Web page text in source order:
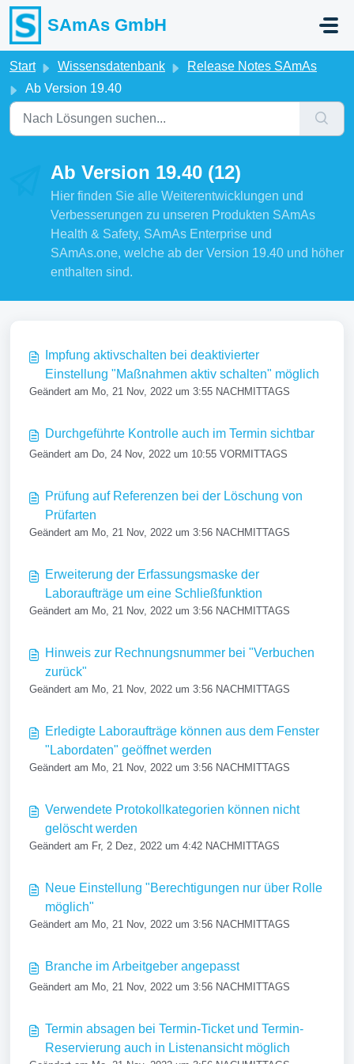
Zum hauptsächlichen Inhalt gehen
SAmAs GmbH
Start Wissensdatenbank
Release Notes SAmAs
Ab Version 19.40
Ab Version 19.40 (12)
Hier finden Sie alle Weiterentwicklungen und
Verbesserungen zu unseren Produkten SAmAs
Health & Safety, SAmAs Enterprise und
SAmAs.one, welche ab der Version 19.40 und höher
enthalten sind.
Impfung aktivschalten bei deaktivierter
Einstellung "Maßnahmen aktiv schalten" möglich
Geändert am Mo, 21 Nov, 2022 um 3:55 NACHMITTAGS
Durchgeführte Kontrolle auch im Termin sichtbar
Geändert am Do, 24 Nov, 2022 um 10:55 VORMITTAGS
Prüfung auf Referenzen bei der Löschung von
Prüfarten
Geändert am Mo, 21 Nov, 2022 um 3:56 NACHMITTAGS
Erweiterung der Erfassungsmaske der
Laboraufträge um eine Schließfunktion
Geändert am Mo, 21 Nov, 2022 um 3:56 NACHMITTAGS
Hinweis zur Rechnungsnummer bei "Verbuchen
zurück"
Geändert am Mo, 21 Nov, 2022 um 3:56 NACHMITTAGS
Erledigte Laboraufträge können aus dem Fenster
"Labordaten" geöffnet werden
Geändert am Mo, 21 Nov, 2022 um 3:56 NACHMITTAGS
Verwendete Protokollkategorien können nicht
gelöscht werden
Geändert am Fr, 2 Dez, 2022 um 4:42 NACHMITTAGS
Neue Einstellung "Berechtigungen nur über Rolle
möglich"
Geändert am Mo, 21 Nov, 2022 um 3:56 NACHMITTAGS
Branche im Arbeitgeber angepasst
Geändert am Mo, 21 Nov, 2022 um 3:56 NACHMITTAGS
Termin absagen bei Termin-Ticket und Termin-
Reservierung auch in Listenansicht möglich